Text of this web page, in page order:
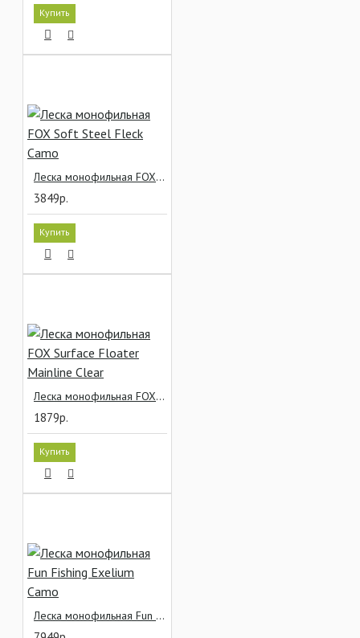
Купить
Леска монофильная FOX Soft Steel Fleck Camo
3849р.
Купить
Леска монофильная FOX Surface Floater Mainline Clear
1879р.
Купить
Леска монофильная Fun Fishing Exelium Camo